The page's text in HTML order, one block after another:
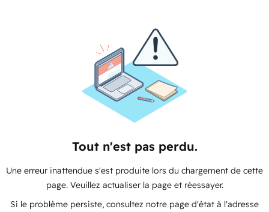
Tout n'est pas perdu.
Une erreur inattendue s'est produite lors du chargement de cette
page. Veuillez actualiser la page et réessayer.
Si le problème persiste, consultez notre page d'état à l'adresse